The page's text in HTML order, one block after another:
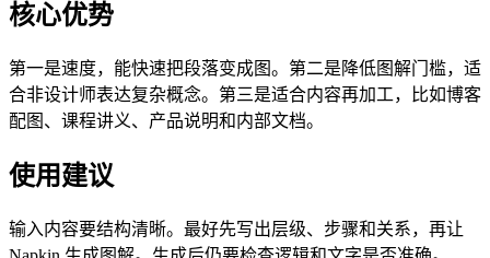
核心优势
第一是速度，能快速把段落变成图。第二是降低图解门槛，适
合非设计师表达复杂概念。第三是适合内容再加工，比如博客
配图、课程讲义、产品说明和内部文档。
使用建议
输入内容要结构清晰。最好先写出层级、步骤和关系，再让